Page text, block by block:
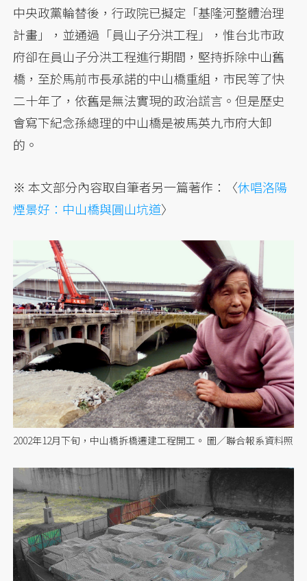
中央政黨輪替後，行政院已擬定「基隆河整體治理
計畫」，並通過「員山子分洪工程」，惟台北市政
府卻在員山子分洪工程進行期間，堅持拆除中山舊
橋，至於馬前市長承諾的中山橋重組，市民等了快
二十年了，依舊是無法實現的政治謊言。但是歷史
會寫下紀念孫總理的中山橋是被馬英九市府大卸
的。
※ 本文部分內容取自筆者另一篇著作：〈休唱洛陽
煙景好：中山橋與圓山坑道〉
2002年12月下旬，中山橋拆橋遷建工程開工。 圖／聯合報系資料照